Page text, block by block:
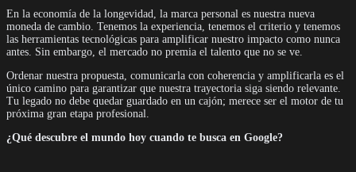
En la economía de la longevidad, la marca personal es nuestra nueva
moneda de cambio. Tenemos la experiencia, tenemos el criterio y tenemos
las herramientas tecnológicas para amplificar nuestro impacto como nunca
antes. Sin embargo, el mercado no premia el talento que no se ve.
Ordenar nuestra propuesta, comunicarla con coherencia y amplificarla es el
único camino para garantizar que nuestra trayectoria siga siendo relevante.
Tu legado no debe quedar guardado en un cajón; merece ser el motor de tu
próxima gran etapa profesional.
¿Qué descubre el mundo hoy cuando te busca en Google?